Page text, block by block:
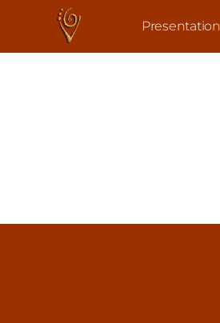
Presentation